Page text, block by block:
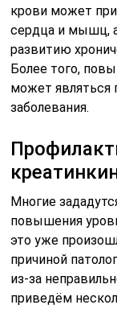
крови может
сердца и мышц,
развитию
Более того,
может являться
заболевания.
Многие
повышения
это уже
причиной
из-за
приведём